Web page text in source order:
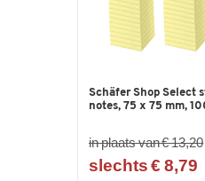
Schäfer Shop Select
notes, 75 x 75 mm,
in plaats van € 13,20
slechts € 8,79